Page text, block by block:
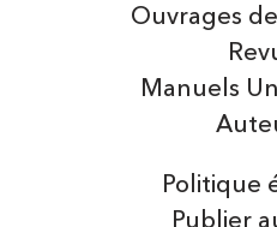
Manuels
Ouvrages
Politique
Publier